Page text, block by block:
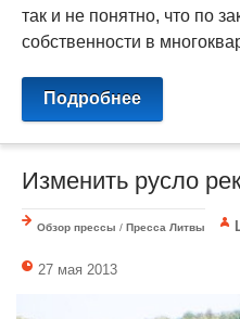
так и не понятно, что по
собственности в
Подробнее
Изменить русло
Обзор прессы / Пресса Литвы
27 мая 2013